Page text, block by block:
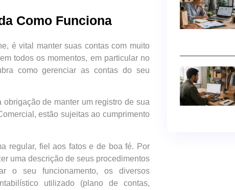
Como Funciona
é vital manter suas contas com muito
todos os momentos, em particular no
como gerenciar as contas do seu
de manter um registro de sua
estão sujeitas ao cumprimento
regular, fiel aos fatos e de boa fé. Por
uma descrição de seus procedimentos
o seu funcionamento, os diversos
utilizado (plano de contas,